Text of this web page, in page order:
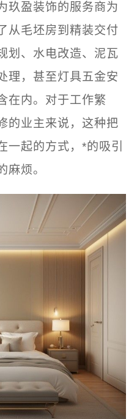
玖盈装饰的服务商为
从毛坯房到精装交付
、水电改造、泥瓦
理，甚至灯具五金安
在内。对于工作繁
的业主来说，这种把
一起的方式，*的吸引
麻烦。